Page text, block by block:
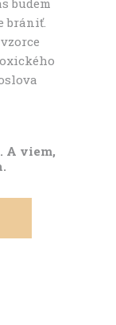
budem
brániť.
A viem,